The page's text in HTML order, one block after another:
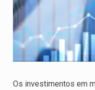
Os investimentos em